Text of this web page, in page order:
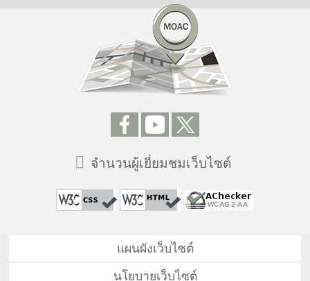
จำนวนผู้เยี่ยมชมเว็บไซต์
แผนผังเว็บไซต์
นโยบายเว็บไซต์